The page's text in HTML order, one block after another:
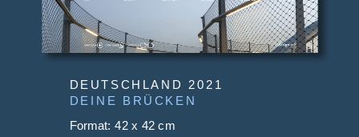
DEUTSCHLAND 2021
DEINE BRÜCKEN
Format: 42 x 42 cm